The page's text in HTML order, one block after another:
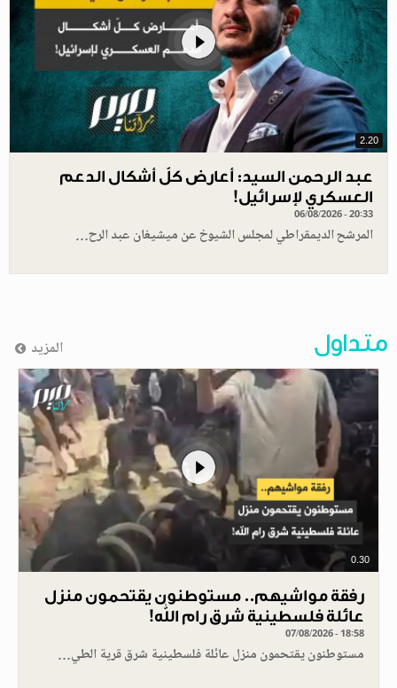
2.20
عبد الرحمن السيد: أعارض كلّ أشكال الدعم
العسكري لإسرائيل!
06/08/2026 - 20:33
المرشح الديمقراطي لمجلس الشيوخ عن ميشيغان عبد الرح…
متداول المزيد
0.30
رفقة مواشيهم.. مستوطنون يقتحمون منزل
عائلة فلسطينية شرق رام الله!
07/08/2026 - 18:58
مستوطنون يقتحمون منزل عائلة فلسطينية شرق قرية الطي…